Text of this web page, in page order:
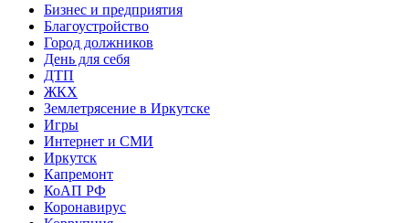
Бизнес и предприятия
Благоустройство
Город должников
День для себя
ДТП
ЖКХ
Землетрясение в Иркутске
Игры
Интернет и СМИ
Иркутск
Капремонт
КоАП РФ
Коронавирус